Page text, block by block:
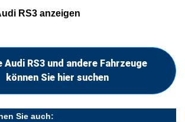
RS3 anzeigen
Audi RS3 und andere Fahrzeuge
können Sie hier suchen
Sie auch: